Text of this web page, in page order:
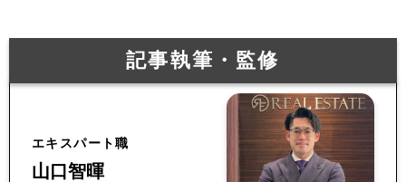
記事執筆・監修
エキスパート職
山口智暉